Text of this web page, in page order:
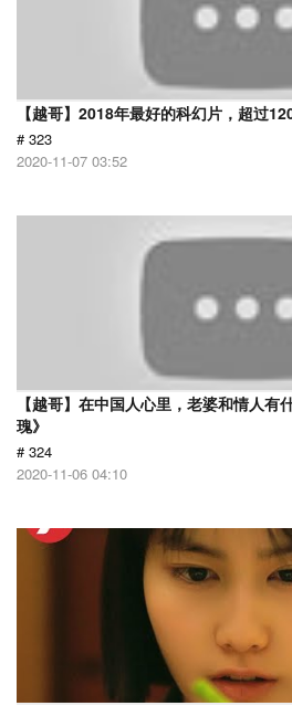
【越哥】2018年最好的科幻片，超过
# 323
2020-11-07 03:52
【越哥】在中国人心里，老婆和情人有
瑰》
# 324
2020-11-06 04:10